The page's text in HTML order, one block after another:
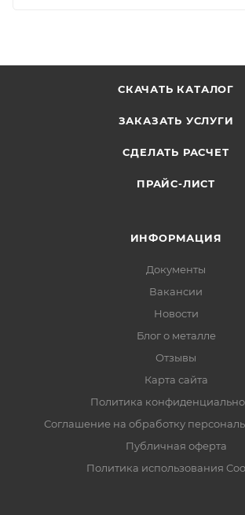
СКАЧАТЬ КАТАЛОГ
ЗАКАЗАТЬ УСЛУГИ
СДЕЛАТЬ РАСЧЕТ
ПРАЙС-ЛИСТ
ИНФОРМАЦИЯ
Документы
Вакансии
Новости
Блог о металле
Отзывы
Карта сайта
Политика
Соглашение на обработку
Публичная оферта
Политика использования